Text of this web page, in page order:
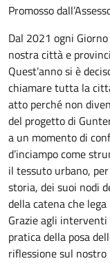
Promosso
Dal 2021 ogni
nostra città e
Quest’anno si è
chiamare tutta la
atto perché non
del progetto di
a un momento di
d’inciampo come
il tessuto urbano,
storia, dei suoi nodi
della catena che
Grazie agli
pratica della posa
riflessione sul